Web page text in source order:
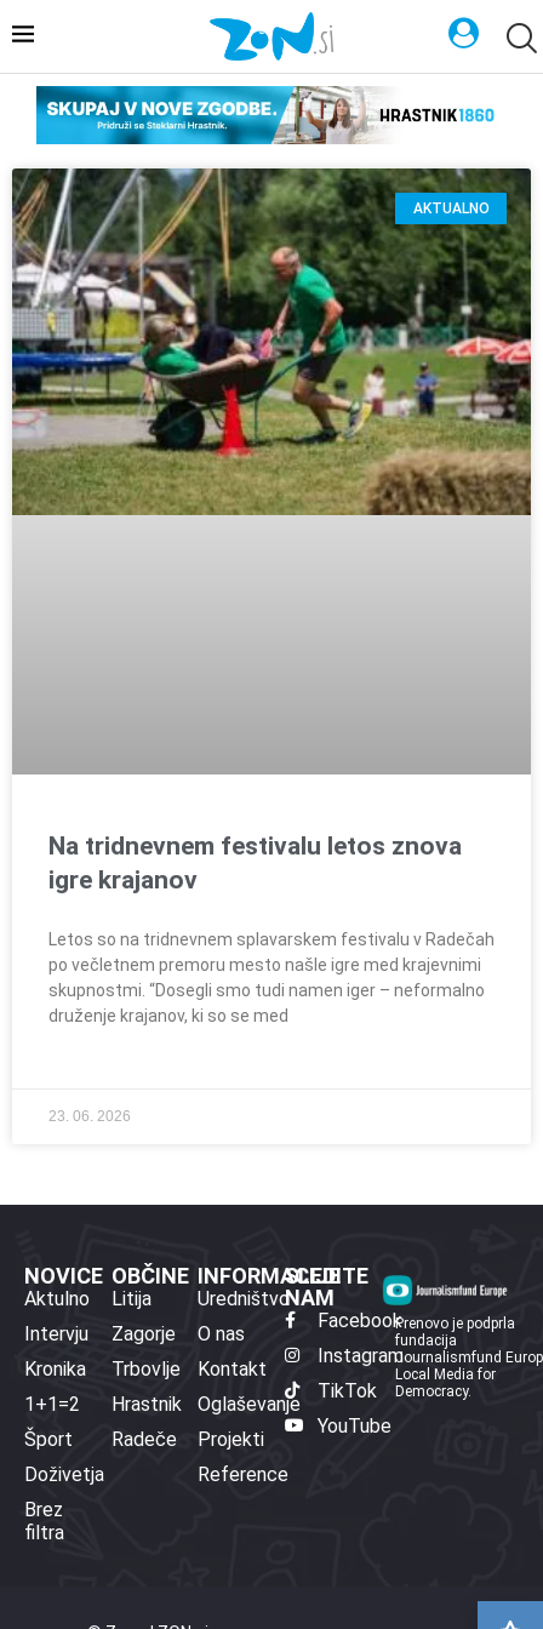
AKTUALNO
Na tridnevnem festivalu letos znova
igre krajanov
Letos so na tridnevnem splavarskem festivalu v Radečah
po večletnem premoru mesto našle igre med krajevnimi
skupnostmi. “Dosegli smo tudi namen iger – neformalno
druženje krajanov, ki so se med
23. 06. 2026
NOVICE
Aktulno
Intervju
Kronika
1+1=2
Šport
Doživetja
Brez
filtra
OBČINE
Litija
Zagorje
Trbovlje
Hrastnik
Radeče
INFORMACIJE
Uredništvo
O nas
Kontakt
Oglaševanje
Projekti
Reference
SLEDITE
NAM
Facebook
Instagram
TikTok
YouTube
Prenovo je podprla
fundacija
Journalismfund
Local Media for
Democracy.